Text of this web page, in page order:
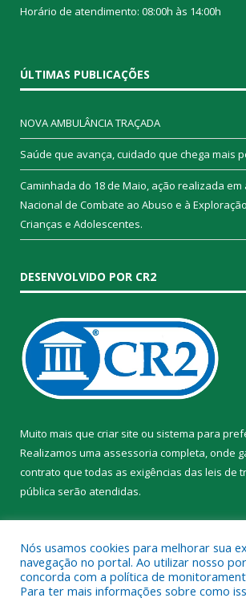
Horário de atendimento: 08:00h às 14:00h
ÚLTIMAS PUBLICAÇÕES
NOVA AMBULÂNCIA TRAÇADA
Saúde que avança, cuidado que chega mais
Caminhada do 18 de Maio, ação realizada em
Nacional de Combate ao Abuso e à
Crianças e Adolescentes.
DESENVOLVIDO POR CR2
Muito mais que criar site ou sistema para
Realizamos uma assessoria completa, onde
contrato que todas as exigências das leis de
pública serão atendidas.
Nós usamos cookies para melhorar sua
navegação no portal. Ao utilizar nosso
concorda com a política de
Para ter mais informações sobre como